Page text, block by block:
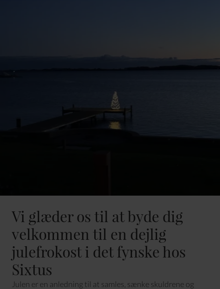
Vi glæder os til at byde dig
velkommen til en dejlig
julefrokost i det fynske hos
Sixtus
Julen er en anledning til at samles, sænke skuldrene og